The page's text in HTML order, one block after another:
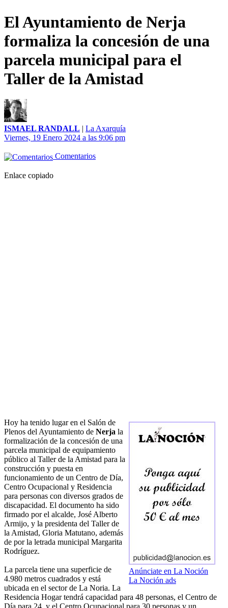
El Ayuntamiento de Nerja
formaliza la concesión de una
parcela municipal para el
Taller de la Amistad
ISMAEL RANDALL | La Axarquía
Viernes, 19 Enero 2024 a las 9:06 pm
Comentarios
Enlace copiado
Anúnciate en La Noción
La Noción ads
Hoy ha tenido lugar en el Salón de
Plenos del Ayuntamiento de Nerja la
formalización de la concesión de una
parcela municipal de equipamiento
público al Taller de la Amistad para la
construcción y puesta en
funcionamiento de un Centro de Día,
Centro Ocupacional y Residencia
para personas con diversos grados de
discapacidad. El documento ha sido
firmado por el alcalde, José Alberto
Armijo, y la presidenta del Taller de
la Amistad, Gloria Matutano, además
de por la letrada municipal Margarita
Rodríguez.
La parcela tiene una superficie de
4.980 metros cuadrados y está
ubicada en el sector de La Noria. La
Residencia Hogar tendrá capacidad para 48 personas, el Centro de
Día para 24, y el Centro Ocupacional para 30 personas y un